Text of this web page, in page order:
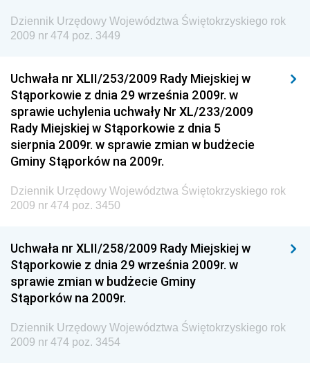
Dziennik Urzędowy Ministra Sportu
Regionalnej
Dziennik Urzędowy Ministra Aktywów Państwowych
Dziennik Urzędowy Ministra Zdrowia
Dziennik Urzędowy Ministra Środowiska i Głównego
Inspektora Ochrony Środowiska
Dziennik Urzędowy Ministra Klimatu i Środowiska
Dziennik Urzędowy Ministerstwa Kultury, Dziedzictwa
Dziennik Urzędowy Ministra Finansów, Funduszy i
Polityki Regionalnej
Dziennik Urzędowy Ministra Rozwoju, Pracy i
Technologii
Dziennik Urzędowy Ministra Kultury, Dziedzictwa
Narodowego i Sportu
Dziennik Urzędowy Województwa Świętokrzyskiego rok
2009 nr 474 poz. 3449
Uchwała nr XLII/253/2009 Rady Miejskiej w
Stąporkowie z dnia 29 września 2009r. w
sprawie uchylenia uchwały Nr XL/233/2009
Rady Miejskiej w Stąporkowie z dnia 5
sierpnia 2009r. w sprawie zmian w budżecie
Gminy Stąporków na 2009r.
Dziennik Urzędowy Województwa Świętokrzyskiego rok
2009 nr 474 poz. 3450
Uchwała nr XLII/258/2009 Rady Miejskiej w
Stąporkowie z dnia 29 września 2009r. w
sprawie zmian w budżecie Gminy
Stąporków na 2009r.
Dziennik Urzędowy Województwa Świętokrzyskiego rok
2009 nr 474 poz. 3454